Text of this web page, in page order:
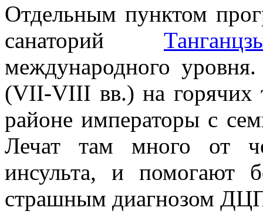
Отдельным пунктом
санаторий
международного
(VII-VIII вв.) на горячих
районе императоры с
Лечат там много от
инсульта, и помогают
страшным диагнозом